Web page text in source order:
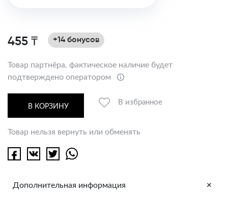
455 ₸ +14 бонусов
Товар партнёра, фактическое наличие будет
подтверждено оператором
В КОРЗИНУ
В избранное
Товар нельзя вернуть или обменять
Дополнительная информация +